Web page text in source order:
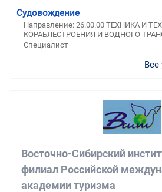
Судовождение
Направление: 26.00.00 ТЕХНИКА И
КОРАБЛЕСТРОЕНИЯ И ВОДНОГО
Специалист
Восточно-Сибирский
филиал Российской
академии туризма